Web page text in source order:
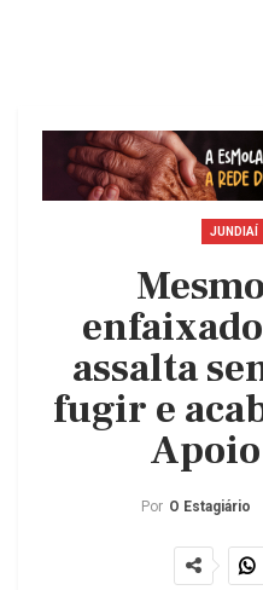
JUNDIAÍ
assalta
fugir e
Por O Estagiário